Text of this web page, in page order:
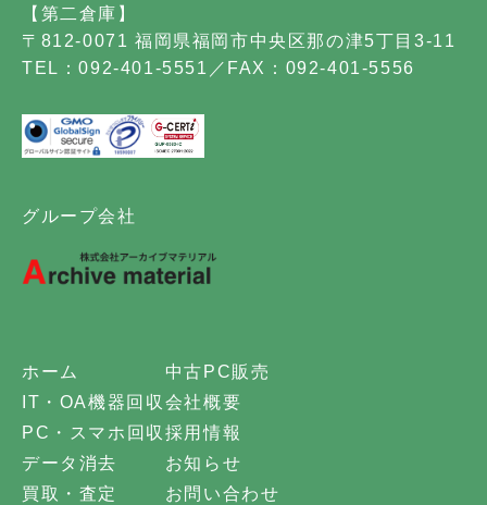
【第二倉庫】
〒812-0071 福岡県福岡市中央区那の津5丁目3-11
TEL：092-401-5551／FAX：092-401-5556
グループ会社
ホーム
IT・OA機器回収
PC・スマホ回収
データ消去
買取・査定
中古PC販売
会社概要
採用情報
お知らせ
お問い合わせ